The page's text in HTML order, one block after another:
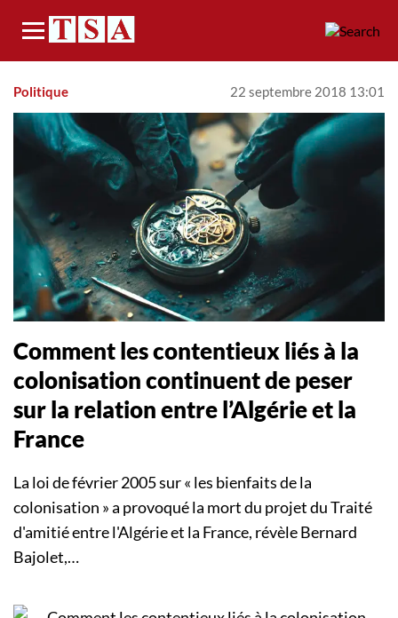
Menu
Politique 22 septembre 2018 13:01
Comment les contentieux liés à la
colonisation continuent de peser
sur la relation entre l’Algérie et la
France
La loi de février 2005 sur « les bienfaits de la
colonisation » a provoqué la mort du projet du Traité
d'amitié entre l'Algérie et la France, révèle Bernard
Bajolet,…